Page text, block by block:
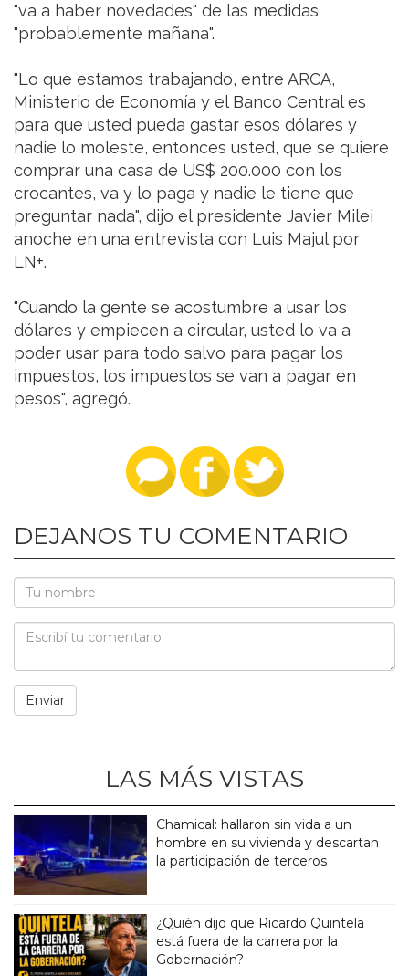
"va a haber novedades" de las medidas
"probablemente mañana".
"Lo que estamos trabajando, entre ARCA,
Ministerio de Economía y el Banco Central es
para que usted pueda gastar esos dólares y
nadie lo moleste, entonces usted, que se quiere
comprar una casa de US$ 200.000 con los
crocantes, va y lo paga y nadie le tiene que
preguntar nada", dijo el presidente Javier Milei
anoche en una entrevista con Luis Majul por
LN+.
"Cuando la gente se acostumbre a usar los
dólares y empiecen a circular, usted lo va a
poder usar para todo salvo para pagar los
impuestos, los impuestos se van a pagar en
pesos", agregó.
DEJANOS TU COMENTARIO
LAS MÁS VISTAS
Chamical: hallaron sin vida a un
hombre en su vivienda y descartan
la participación de terceros
¿Quién dijo que Ricardo Quintela
está fuera de la carrera por la
Gobernación?